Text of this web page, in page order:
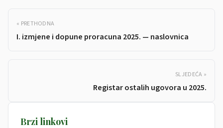
« PRETHODNA
I. izmjene i dopune proracuna 2025. — naslovnica
SLJEDEĆA »
Registar ostalih ugovora u 2025.
Brzi linkovi